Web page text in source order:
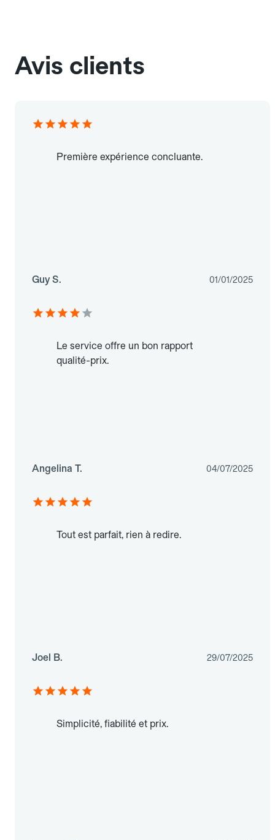
Avis clients
Première expérience concluante.
Guy S. 01/01/2025
Le service offre un bon rapport
qualité-prix.
Angelina T. 04/07/2025
Tout est parfait, rien à redire.
Joel B. 29/07/2025
Simplicité, fiabilité et prix.